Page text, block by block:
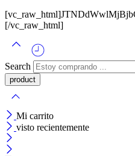
[/vc_raw_html]
Search
Mi carrito
visto recientemente